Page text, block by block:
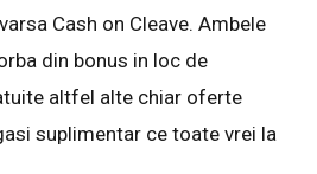
Cash on Cleave. Ambele
din bonus in loc de
altfel alte chiar oferte
suplimentar ce toate vrei la